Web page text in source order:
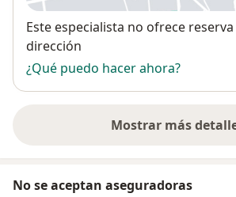
Disponibilidad
Este especialista no ofrece
dirección
¿Qué puedo hacer ahora?
Mostrar mássobre la
No se aceptan aseguradoras